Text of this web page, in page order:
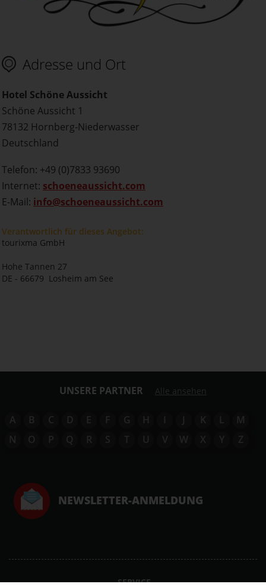
Adresse und Ort
Hotel Schöne Aussicht
Schöne Aussicht 1
78132 Hornberg-Niederwasser
Deutschland
Telefon: +49 (0)7833 93690
Internet: schoeneaussicht.com
E-Mail: info@schoeneaussicht.com
Verantwortlich für dieses Angebot:
tourixma GmbH
Hohe Tannen 27
DE - 66679 Losheim am See
UNSERE PARTNER Alle ansehen
A B C D E F G H I J K L
M
N
O P Q R S T U V W X Y Z
NEWSLETTER-ANMELDUNG
SERVICE